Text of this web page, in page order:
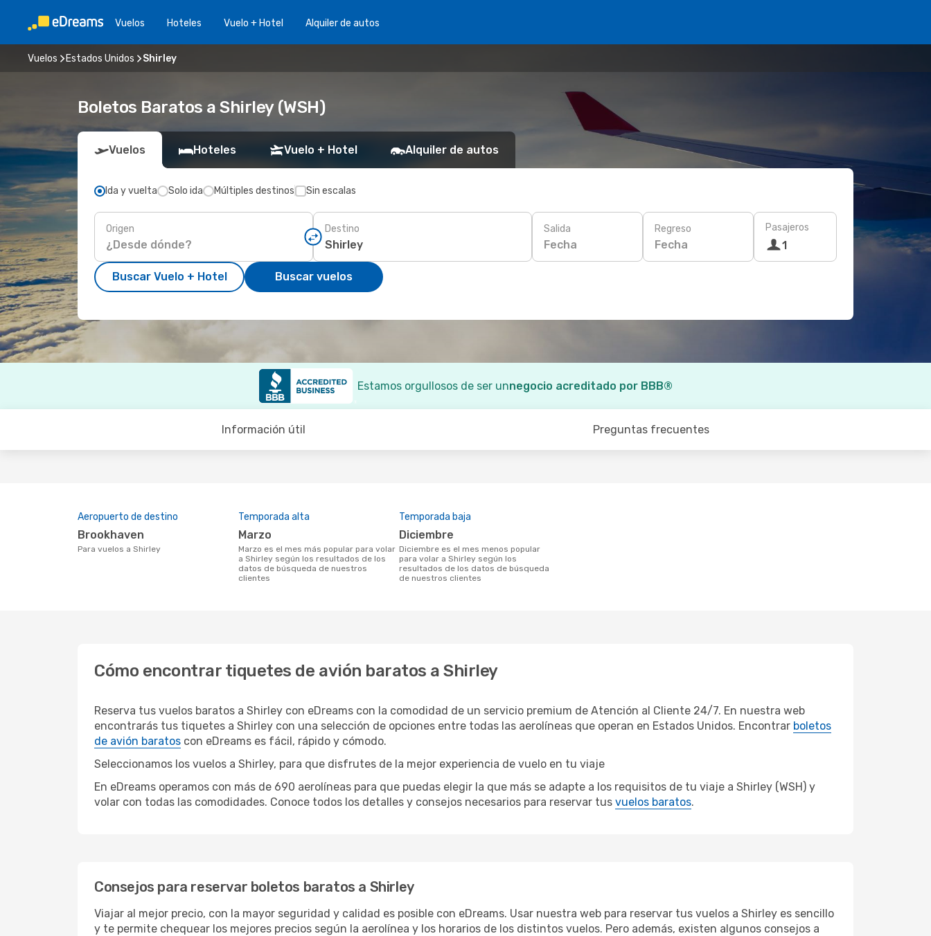
Vuelos Hoteles Vuelo + Hotel Alquiler de autos
Vuelos Estados Unidos Shirley
Boletos Baratos a Shirley (WSH)
Vuelos Hoteles Vuelo + Hotel Alquiler de autos
Ida y vuelta Solo ida Múltiples destinos Sin escalas
Origen Destino Salida
Fecha
Regreso
Fecha
Pasajeros
1
Buscar Vuelo + Hotel Buscar vuelos
Estamos orgullosos de ser unnegocio acreditado por BBB®
Información útil Preguntas frecuentes
Aeropuerto de destino
Brookhaven
Para vuelos a Shirley
Temporada alta
marzo
marzo es el mes más popular para volar
a Shirley según los resultados de los
datos de búsqueda de nuestros
clientes
Temporada baja
diciembre
diciembre es el mes menos popular
para volar a Shirley según los
resultados de los datos de búsqueda
de nuestros clientes
Cómo encontrar tiquetes de avión baratos a Shirley
Reserva tus vuelos baratos a Shirley con eDreams con la comodidad de un servicio premium de Atención al Cliente 24/7. En nuestra web
encontrarás tus tiquetes a Shirley con una selección de opciones entre todas las aerolíneas que operan en Estados Unidos. Encontrar boletos
de avión baratos con eDreams es fácil, rápido y cómodo.
Seleccionamos los vuelos a Shirley, para que disfrutes de la mejor experiencia de vuelo en tu viaje
En eDreams operamos con más de 690 aerolíneas para que puedas elegir la que más se adapte a los requisitos de tu viaje a Shirley (WSH) y
volar con todas las comodidades. Conoce todos los detalles y consejos necesarios para reservar tus vuelos baratos.
Consejos para reservar boletos baratos a Shirley
Viajar al mejor precio, con la mayor seguridad y calidad es posible con eDreams. Usar nuestra web para reservar tus vuelos a Shirley es sencillo
y te permite chequear los mejores precios según la aerolínea y los horarios de los distintos vuelos. Pero además, existen algunos consejos a